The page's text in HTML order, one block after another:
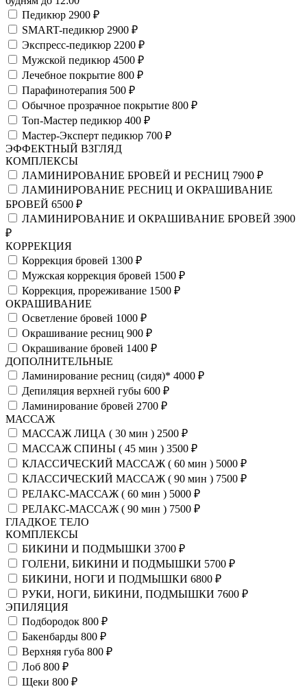
Педикюр 2900 ₽
SMART-педикюр 2900 ₽
Экспресс-педикюр 2200 ₽
Мужской педикюр 4500 ₽
Лечебное покрытие 800 ₽
Парафинотерапия 500 ₽
Обычное прозрачное покрытие 800 ₽
Топ-Мастер педикюр 400 ₽
Мастер-Эксперт педикюр 700 ₽
ЭФФЕКТНЫЙ ВЗГЛЯД
КОМПЛЕКСЫ
ЛАМИНИРОВАНИЕ БРОВЕЙ И РЕСНИЦ 7900 ₽
ЛАМИНИРОВАНИЕ РЕСНИЦ И ОКРАШИВАНИЕ
БРОВЕЙ 6500 ₽
ЛАМИНИРОВАНИЕ И ОКРАШИВАНИЕ БРОВЕЙ 3900
₽
КОРРЕКЦИЯ
Коррекция бровей 1300 ₽
Мужская коррекция бровей 1500 ₽
Коррекция, прореживание 1500 ₽
ОКРАШИВАНИЕ
Осветление бровей 1000 ₽
Окрашивание ресниц 900 ₽
Окрашивание бровей 1400 ₽
ДОПОЛНИТЕЛЬНЫЕ
Ламинирование ресниц (сидя)* 4000 ₽
Депиляция верхней губы 600 ₽
Ламинирование бровей 2700 ₽
МАССАЖ
МАССАЖ ЛИЦА ( 30 мин ) 2500 ₽
МАССАЖ СПИНЫ ( 45 мин ) 3500 ₽
КЛАССИЧЕСКИЙ МАССАЖ ( 60 мин ) 5000 ₽
КЛАССИЧЕСКИЙ МАССАЖ ( 90 мин ) 7500 ₽
РЕЛАКС-МАССАЖ ( 60 мин ) 5000 ₽
РЕЛАКС-МАССАЖ ( 90 мин ) 7500 ₽
ГЛАДКОЕ ТЕЛО
КОМПЛЕКСЫ
БИКИНИ И ПОДМЫШКИ 3700 ₽
ГОЛЕНИ, БИКИНИ И ПОДМЫШКИ 5700 ₽
БИКИНИ, НОГИ И ПОДМЫШКИ 6800 ₽
РУКИ, НОГИ, БИКИНИ, ПОДМЫШКИ 7600 ₽
ЭПИЛЯЦИЯ
Подбородок 800 ₽
Бакенбарды 800 ₽
Верхняя губа 800 ₽
Лоб 800 ₽
Щеки 800 ₽